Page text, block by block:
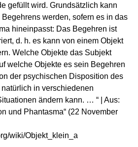
gefüllt wird. Grundsätzlich kann
werden, sofern es in das
hineinpasst: Das Begehren ist
d. h. es kann von einem Objekt
Welche Objekte das Subjekt
welche Objekte es sein Begehren
der psychischen Disposition des
in verschiedenen
ändern kann. … “ | Aus:
und Phantasma“ (22 November
wiki/Objekt_klein_a